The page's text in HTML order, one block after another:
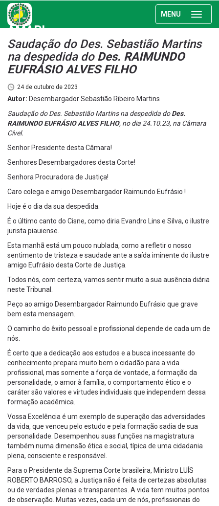
MENU
AMAPI
Saudação do Des. Sebastião Martins
na despedida do Des. RAIMUNDO
EUFRÁSIO ALVES FILHO
24 de outubro de 2023
Autor: Desembargador Sebastião Ribeiro Martins
Saudação do Des. Sebastião Martins na despedida doDes.
RAIMUNDO EUFRÁSIO ALVES FILHO, no dia 24.10.23, na Câmara
Cível.
Senhor Presidente desta Câmara!
Senhores Desembargadores desta Corte!
Senhora Procuradora de Justiça!
Caro colega e amigo Desembargador Raimundo Eufrásio !
Hoje é o dia da sua despedida.
É o último canto do Cisne, como diria Evandro Lins e Silva, o ilustre
jurista piauiense.
Esta manhã está um pouco nublada, como a refletir o nosso
sentimento de tristeza e saudade ante a saída iminente do ilustre
amigo Eufrásio desta Corte de Justiça.
Todos nós, com certeza, vamos sentir muito a sua ausência diária
neste Tribunal.
Peço ao amigo Desembargador Raimundo Eufrásio que grave
bem esta mensagem.
O caminho do êxito pessoal e profissional depende de cada um de
nós.
É certo que a dedicação aos estudos e a busca incessante do
conhecimento prepara muito bem o cidadão para a vida
profissional, mas somente a força de vontade, a formação da
personalidade, o amor à família, o comportamento ético e o
caráter são valores e virtudes individuais que independem dessa
formação acadêmica.
Vossa Excelência é um exemplo de superação das adversidades
da vida, que venceu pelo estudo e pela formação sadia de sua
personalidade. Desempenhou suas funções na magistratura
também numa dimensão ética e social, típica de uma cidadania
plena, consciente e responsável.
Para o Presidente da Suprema Corte brasileira, Ministro LUÍS
ROBERTO BARROSO, a Justiça não é feita de certezas absolutas
ou de verdades plenas e transparentes. A vida tem muitos pontos
de observação. Muitas vezes, cada um de nós, profissionais do